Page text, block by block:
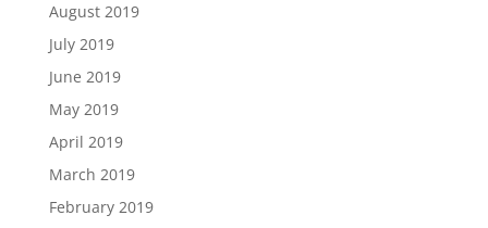
August 2019
July 2019
June 2019
May 2019
April 2019
March 2019
February 2019